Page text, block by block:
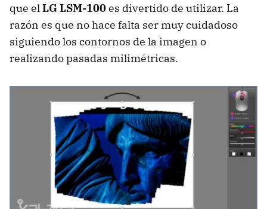
que el LG LSM-100es divertido de utilizar. La
razón es que no hace falta ser muy cuidadoso
siguiendo los contornos de la imagen o
realizando pasadas milimétricas.